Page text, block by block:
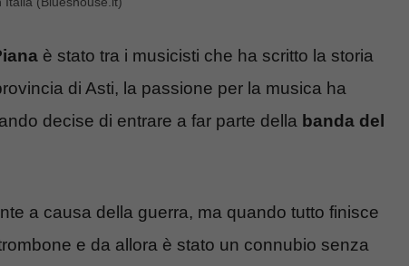
è stato tra i musicisti che ha scritto la storia
di Asti, la passione per la musica ha
decise di entrare a far parte della banda del
a causa della guerra, ma quando tutto finisce
e da allora è stato un connubio senza